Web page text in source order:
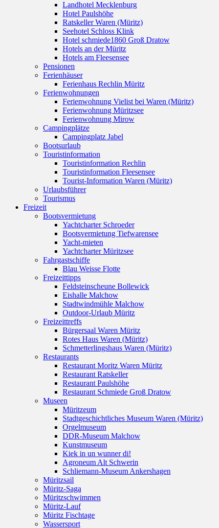
Landhotel Mecklenburg
Hotel Paulshöhe
Ratskeller Waren (Müritz)
Seehotel Schloss Klink
Hotel schmiede1860 Groß Dratow
Hotels an der Müritz
Hotels am Fleesensee
Pensionen
Ferienhäuser
Ferienhaus Rechlin Müritz
Ferienwohnungen
Ferienwohnung Vielist bei Waren (Müritz)
Ferienwohnung Müritzsee
Ferienwohnung Mirow
Campingplätze
Campingplatz Jabel
Bootsurlaub
Touristinformation
Touristinformation Rechlin
Touristinformation Fleesensee
Tourist-Information Waren (Müritz)
Urlaubsführer
Tourismus
Freizeit
Bootsvermietung
Yachtcharter Schroeder
Bootsvermietung Tiefwarensee
Yacht-mieten
Yachtcharter Müritzsee
Fahrgastschiffe
Blau Weisse Flotte
Freizeittipps
Feldsteinscheune Bollewick
Eishalle Malchow
Stadtwindmühle Malchow
Outdoor-Urlaub Müritz
Freizeittreffs
Bürgersaal Waren Müritz
Rotes Haus Waren (Müritz)
Schmetterlingshaus Waren (Müritz)
Restaurants
Restaurant Moritz Waren Müritz
Restaurant Ratskeller
Restaurant Paulshöhe
Restaurant Schmiede Groß Dratow
Museen
Müritzeum
Stadtgeschichtliches Museum Waren (Müritz)
Orgelmuseum
DDR-Museum Malchow
Kunstmuseum
Kiek in un wunner di!
Agroneum Alt Schwerin
Schliemann-Museum Ankershagen
Müritzsail
Müritz-Saga
Müritzschwimmen
Müritz-Lauf
Müritz Fischtage
Wassersport